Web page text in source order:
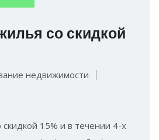
со скидкой
недвижимости
15% и в течении 4-х